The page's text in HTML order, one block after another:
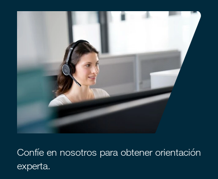
Confíe en nosotros para obtener orientación
experta.